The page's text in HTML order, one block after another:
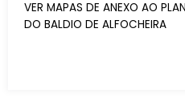
VER MAPAS DE ANEXO AO
DO BALDIO DE ALFOCHEIRA